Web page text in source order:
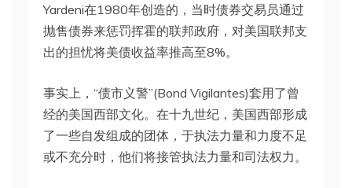
Yardeni在1980年创造的，当时债券交易员通过
抛售债券来惩罚挥霍的联邦政府，对美国联邦支
出的担忧将美债收益率推高至8%。
事实上，“债市义警”(Bond Vigilantes)套用了曾
经的美国西部文化。在十九世纪，美国西部形成
了一些自发组成的团体，于执法力量和力度不足
或不充分时，他们将接管执法力量和司法权力。